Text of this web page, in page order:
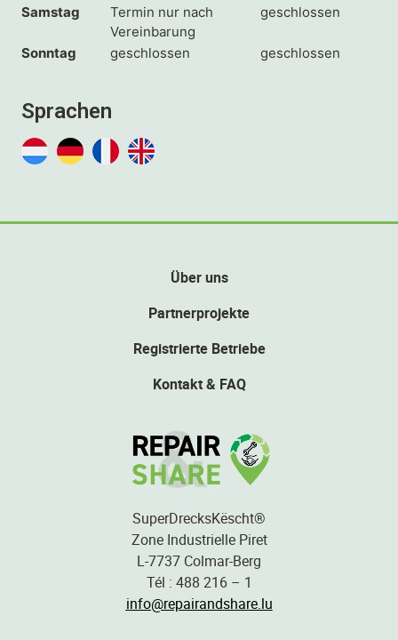
Samstag
Termin nur nach
Vereinbarung
geschlossen
Sonntag geschlossen geschlossen
Sprachen
Über uns
Partnerprojekte
Registrierte Betriebe
Kontakt & FAQ
SuperDrecksKëscht®
Zone Industrielle Piret
L-7737 Colmar-Berg
Tél : 488 216 – 1
info@repairandshare.lu